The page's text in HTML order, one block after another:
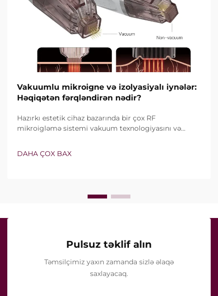
Vakuumlu mikroigne və izolyasiyalı iynələr:
Həqiqətən fərqləndirən nədir?
Hazırkı estetik cihaz bazarında bir çox RF
mikroigləmə sistemi vakuum texnologiyasını və
deyil, onların klinik müalicə zamanı necə dəqiq işlədiyi
DAHA ÇOX BAX
Pulsuz təklif alın
Təmsilçimiz yaxın zamanda sizlə əlaqə
saxlayacaq.